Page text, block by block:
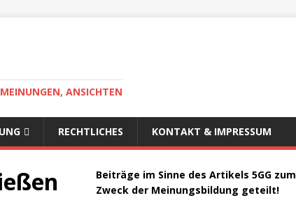
ANSICHTEN
RECHTLICHES KONTAKT & IMPRESSUM
Beiträge im Sinne des Artikels 5GG zum
Zweck der Meinungsbildung geteilt!